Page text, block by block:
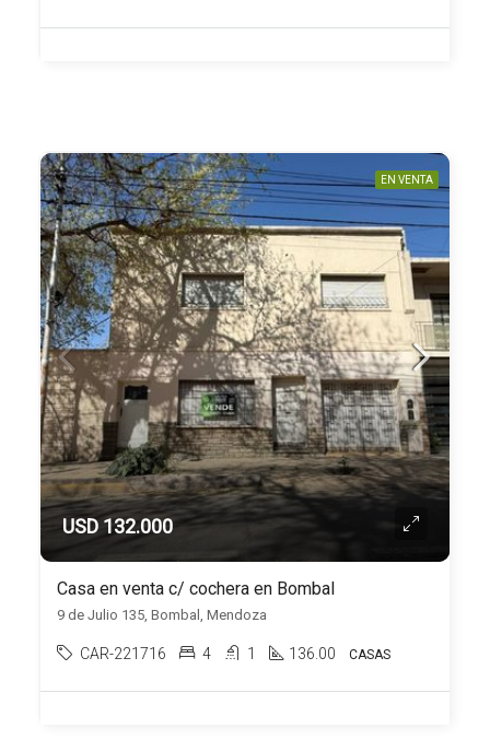
EN VENTA
USD 132.000
Casa en venta c/ cochera en Bombal
9 de Julio 135, Bombal, Mendoza
CAR-221716 4 1 136.00 CASAS